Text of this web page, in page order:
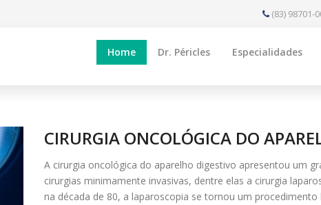
(83) 98701-
Home Dr. Péricles Especialidades
CIRURGIA ONCOLÓGICA DO
A cirurgia oncológica do aparelho digestivo apresentou um
cirurgias minimamente invasivas, dentre elas a cirurgia
na década de 80, a laparoscopia se tornou um